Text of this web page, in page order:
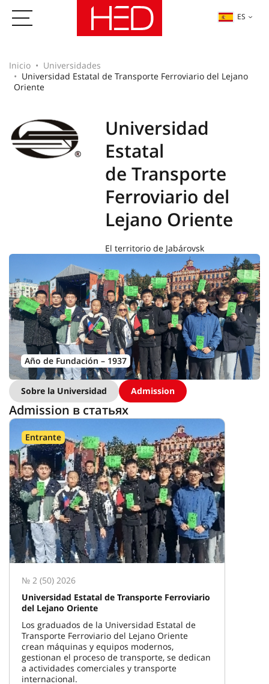
ES
Inicio
Universidades
Universidad Estatal de Transporte Ferroviario del Lejano
Oriente
Universidad
Estatal
de Transporte
Ferroviario del
Lejano Oriente
El territorio de Jabárovsk
Año de Fundación – 1937
Sobre la Universidad Admission
Admission в статьях
Entrante
№ 2 (50) 2026
Universidad Estatal de Transporte Ferroviario
del Lejano Oriente
Los graduados de la Universidad Estatal de
Transporte Ferroviario del Lejano Oriente
crean máquinas y equipos modernos,
gestionan el proceso de transporte, se dedican
a actividades comerciales y transporte
internacional.